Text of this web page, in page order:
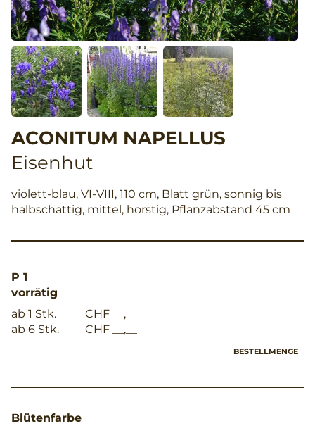
ACONITUM NAPELLUS
Eisenhut
violett-blau, VI-VIII, 110 cm, Blatt grün, sonnig bis
halbschattig, mittel, horstig, Pflanzabstand 45 cm
P 1
vorrätig
ab 1 Stk.
CHF __,__
ab 6 Stk.
CHF __,__
BESTELLMENGE
Blütenfarbe